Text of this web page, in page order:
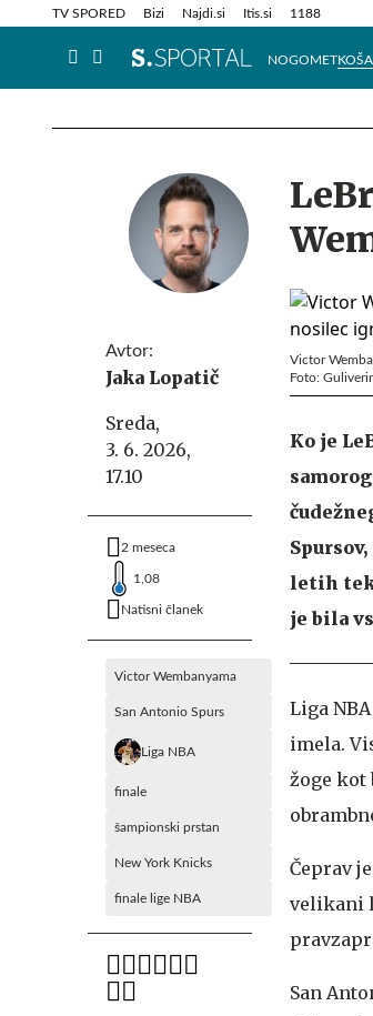
TV SPORED Bizi Najdi.si Itis.si 1188
NOGOMET
Info in obvestila Tehnik
Avtor:
Jaka Lopatič
Sreda,
3. 6. 2026,
17.10
2 meseca
1,08
Natisni članek
Victor Wembanyama
San Antonio Spurs
Liga NBA
finale
šampionski prstan
New York Knicks
finale lige NBA
Victor
Foto:
Ko je
letih
je bila
Liga
imela.
žoge kot
Čeprav
velikani
San